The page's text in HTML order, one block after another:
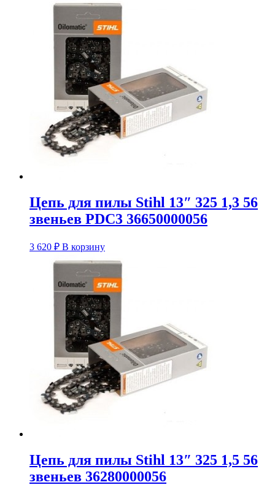
Цепь для пилы Stihl 13″ 325 1,3 56
звеньев PDC3 36650000056
3 620 ₽ В корзину
Цепь для пилы Stihl 13″ 325 1,5 56
звеньев 36280000056